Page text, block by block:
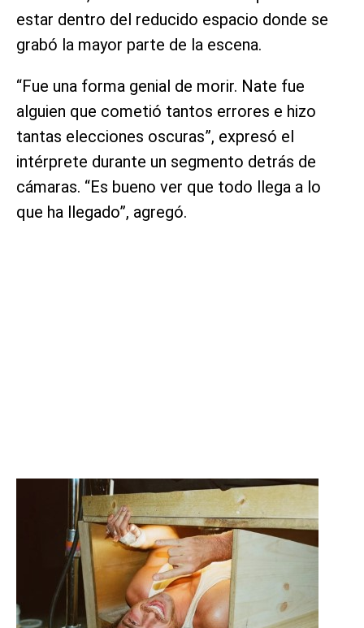
estar dentro del reducido espacio donde se
grabó la mayor parte de la escena.
“Fue una forma genial de morir. Nate fue
alguien que cometió tantos errores e hizo
tantas elecciones oscuras”, expresó el
intérprete durante un segmento detrás de
cámaras. “Es bueno ver que todo llega a lo
que ha llegado”, agregó.